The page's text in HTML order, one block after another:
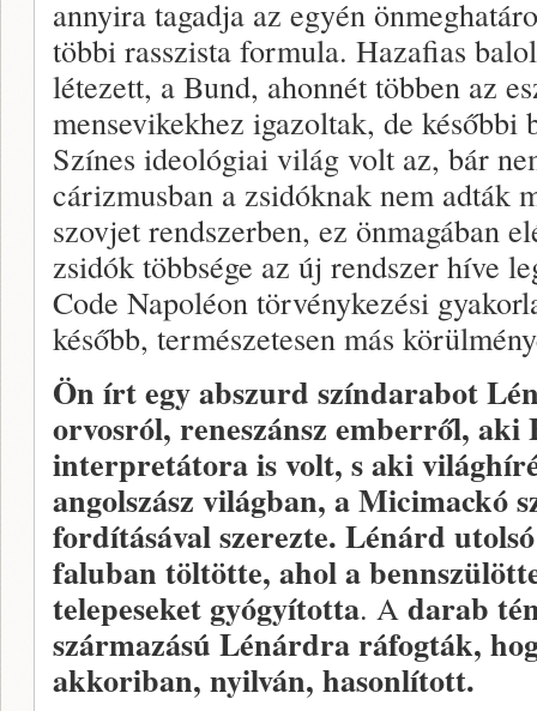
annyira tagadja az egyén
többi rasszista formula. Hazafias
létezett, a Bund, ahonnét többen az
mensevikekhez igazoltak, de
Színes ideológiai világ volt az, bár
cárizmusban a zsidóknak nem adták
szovjet rendszerben, ez önmagában
zsidók többsége az új rendszer híve
Code Napoléon törvénykezési
később, természetesen más
Ön írt egy abszurd színdarabot
orvosról, reneszánsz emberről, aki
interpretátora is volt, s aki
angolszász világban, a Micimackó
fordításával szerezte. Lénárd
faluban töltötte, ahol a
telepeseket gyógyította. A darab
származású Lénárdra ráfogták,
akkoriban, nyilván, hasonlított.